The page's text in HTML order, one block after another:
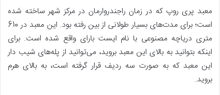
معبد پری روپ که در زمان راجندروارمان در مرکز شهر ساخته شده
است؛ برای مدت‌های بسیار طولانی از بین رفته بود. این معبد در 610
متری دریاچه مصنوعی با نام ایست بارای واقع شده است. برای
اینکه بتوانید به بالای این معبد بروید، می‌توانید از پله‌های شیب دار
این معبد که به صورت سه ردیف قرار گرفته است، به بالای هرم
بروید.